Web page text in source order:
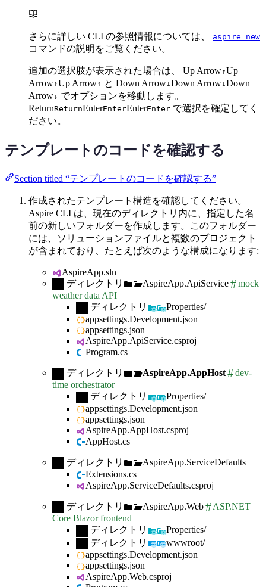
さらに詳しい CLI の参照情報については、 aspire new
コマンドの説明をご覧ください。
追加の選択肢が表示された場合は、 Up Arrow↑Up
Arrow↑Up Arrow↑ と Down Arrow↓Down Arrow↓Down
Arrow↓ でオプションを移動します。
ReturnReturnEnterEnterEnterEnter で選択を確定してく
ださい。
テンプレートのコードを確認する
Section titled “テンプレートのコードを確認する”
作成されたテンプレート構造を確認してください。
Aspire CLI は、現在のディレクトリ内に、指定した名
前の新しいフォルダーを作成します。このフォルダー
には、ソリューションファイルと複数のプロジェクト
が含まれており、たとえば次のような構成になります:
AspireApp.sln
ディレクトリ
AspireApp.ApiService
mock
weather data API
ディレクトリ
Properties/
appsettings.Development.json
appsettings.json
AspireApp.ApiService.csproj
Program.cs
ディレクトリ AspireApp.AppHost
dev-
time orchestrator
ディレクトリ
Properties/
appsettings.Development.json
appsettings.json
AspireApp.AppHost.csproj
AppHost.cs
ディレクトリ
AspireApp.ServiceDefaults
Extensions.cs
AspireApp.ServiceDefaults.csproj
ディレクトリ AspireApp.Web
ASP.NET
Core Blazor frontend
ディレクトリ
Properties/
ディレクトリ
wwwroot/
appsettings.Development.json
appsettings.json
AspireApp.Web.csproj